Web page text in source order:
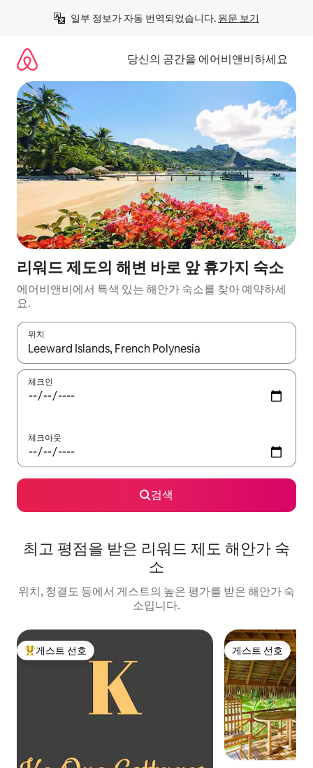
일부 정보가 자동 번역되었습니다. 원문 보기
당신의 공간을 에어비앤비하세요
리워드 제도의 해변 바로 앞 휴가지 숙소
에어비앤비에서 특색 있는 해안가 숙소를 찾아 예약하세
요.
위치
결과가 나오면 위·아래 화살표 키를 사용하거나 터치 또는 스와이
체크인
체크아웃
검색
최고 평점을 받은 리워드 제도 해안가 숙
소
위치, 청결도 등에서 게스트의 높은 평가를 받은 해안가 숙
소입니다.
상위 게스트 선호
게스트 선호 게스트 선호
게스트 선호